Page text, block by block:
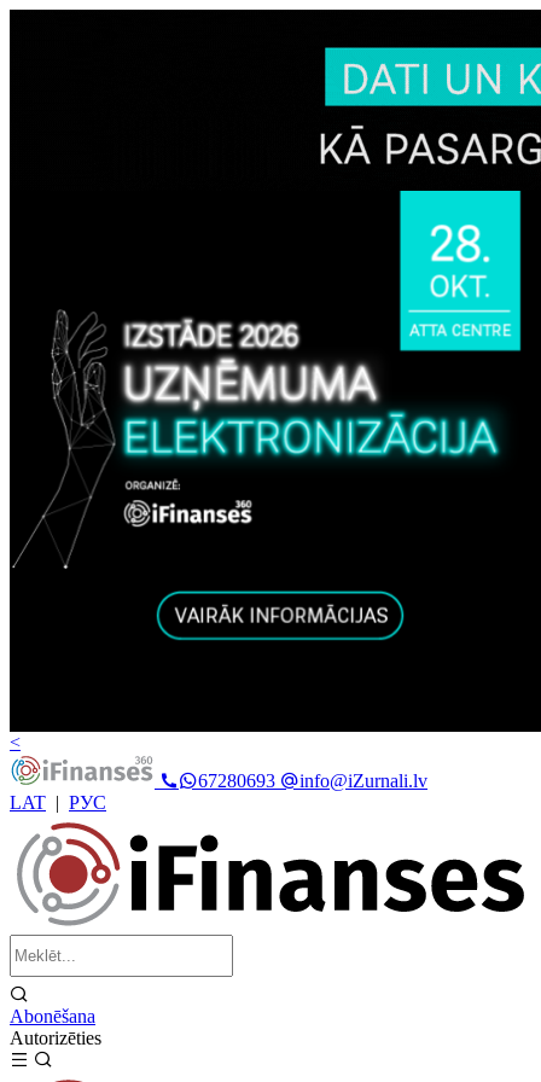
<
67280693
info@iZurnali.lv
LAT | РУС
Abonēšana
Autorizēties